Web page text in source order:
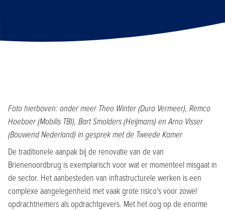
Foto hierboven: onder meer Theo Winter (Dura Vermeer), Remco
Hoeboer (Mobilis TBI), Bart Smolders (Heijmans) en Arno Visser
(Bouwend Nederland) in gesprek met de Tweede Kamer
De traditionele aanpak bij de renovatie van de van
Brienenoordbrug is exemplarisch voor wat er momenteel misgaat in
de sector. Het aanbesteden van infrastructurele werken is een
complexe aangelegenheid met vaak grote risico’s voor zowel
opdrachtnemers als opdrachtgevers. Met het oog op de enorme